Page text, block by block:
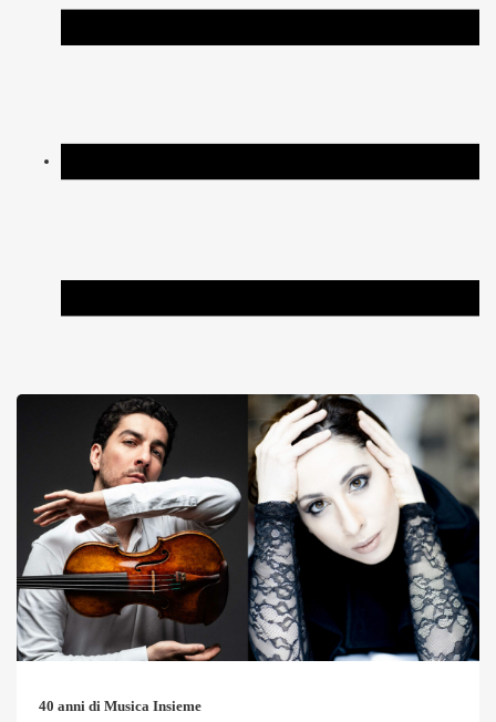
40 anni di Musica Insieme